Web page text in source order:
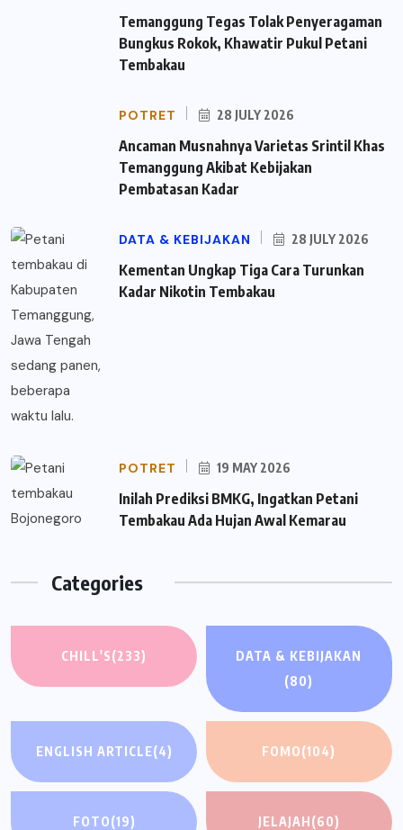
Temanggung Tegas Tolak Penyeragaman
Bungkus Rokok, Khawatir Pukul Petani
Tembakau
POTRET 28 JULY 2026
Ancaman Musnahnya Varietas Srintil Khas
Temanggung Akibat Kebijakan
Pembatasan Kadar
DATA & KEBIJAKAN 28 JULY 2026
Kementan Ungkap Tiga Cara Turunkan
Kadar Nikotin Tembakau
POTRET 19 MAY 2026
Inilah Prediksi BMKG, Ingatkan Petani
Tembakau Ada Hujan Awal Kemarau
Categories
CHILL'S(233)
DATA & KEBIJAKAN
(80)
ENGLISH ARTICLE(4) FOMO(104)
FOTO(19) JELAJAH(60)